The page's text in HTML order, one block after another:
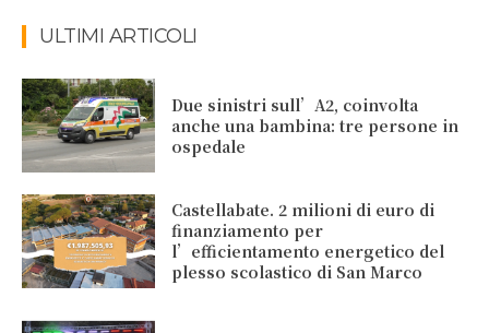
ULTIMI ARTICOLI
Due sinistri sull’A2, coinvolta
anche una bambina: tre persone in
ospedale
Castellabate. 2 milioni di euro di
finanziamento per
l’efficientamento energetico del
plesso scolastico di San Marco